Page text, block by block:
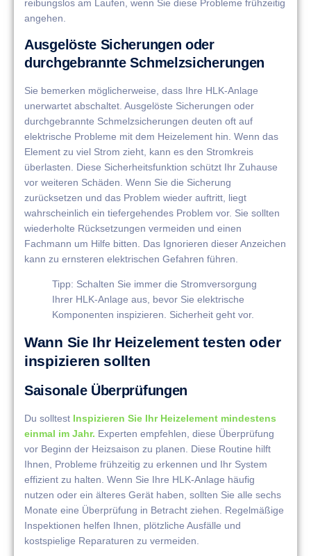
reibungslos am Laufen, wenn Sie diese Probleme frühzeitig
angehen.
Ausgelöste Sicherungen oder
durchgebrannte Schmelzsicherungen
Sie bemerken möglicherweise, dass Ihre HLK-Anlage
unerwartet abschaltet. Ausgelöste Sicherungen oder
durchgebrannte Schmelzsicherungen deuten oft auf
elektrische Probleme mit dem Heizelement hin. Wenn das
Element zu viel Strom zieht, kann es den Stromkreis
überlasten. Diese Sicherheitsfunktion schützt Ihr Zuhause
vor weiteren Schäden. Wenn Sie die Sicherung
zurücksetzen und das Problem wieder auftritt, liegt
wahrscheinlich ein tiefergehendes Problem vor. Sie sollten
wiederholte Rücksetzungen vermeiden und einen
Fachmann um Hilfe bitten. Das Ignorieren dieser Anzeichen
kann zu ernsteren elektrischen Gefahren führen.
Tipp: Schalten Sie immer die Stromversorgung
Ihrer HLK-Anlage aus, bevor Sie elektrische
Komponenten inspizieren. Sicherheit geht vor.
Wann Sie Ihr Heizelement testen oder
inspizieren sollten
Saisonale Überprüfungen
Du solltest Inspizieren Sie Ihr Heizelement mindestens
einmal im Jahr. Experten empfehlen, diese Überprüfung
vor Beginn der Heizsaison zu planen. Diese Routine hilft
Ihnen, Probleme frühzeitig zu erkennen und Ihr System
effizient zu halten. Wenn Sie Ihre HLK-Anlage häufig
nutzen oder ein älteres Gerät haben, sollten Sie alle sechs
Monate eine Überprüfung in Betracht ziehen. Regelmäßige
Inspektionen helfen Ihnen, plötzliche Ausfälle und
kostspielige Reparaturen zu vermeiden.